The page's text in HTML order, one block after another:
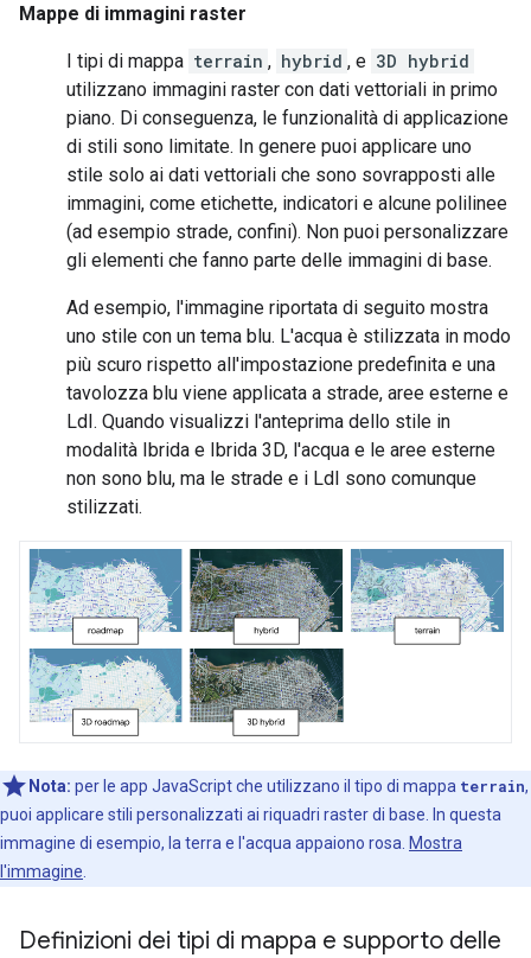
Mappe di immagini raster
I tipi di mappa terrain , hybrid , e 3D hybrid
utilizzano immagini raster con dati vettoriali in primo
piano. Di conseguenza, le funzionalità di applicazione
di stili sono limitate. In genere puoi applicare uno
stile solo ai dati vettoriali che sono sovrapposti alle
immagini, come etichette, indicatori e alcune polilinee
(ad esempio strade, confini). Non puoi personalizzare
gli elementi che fanno parte delle immagini di base.
Ad esempio, l'immagine riportata di seguito mostra
uno stile con un tema blu. L'acqua è stilizzata in modo
più scuro rispetto all'impostazione predefinita e una
tavolozza blu viene applicata a strade, aree esterne e
LdI. Quando visualizzi l'anteprima dello stile in
modalità Ibrida e Ibrida 3D, l'acqua e le aree esterne
non sono blu, ma le strade e i LdI sono comunque
stilizzati.
Nota: per le app JavaScript che utilizzano il tipo di mappa terrain,
puoi applicare stili personalizzati ai riquadri raster di base. In questa
immagine di esempio, la terra e l'acqua appaiono rosa. Mostra
l'immagine.
Definizioni dei tipi di mappa e supporto delle